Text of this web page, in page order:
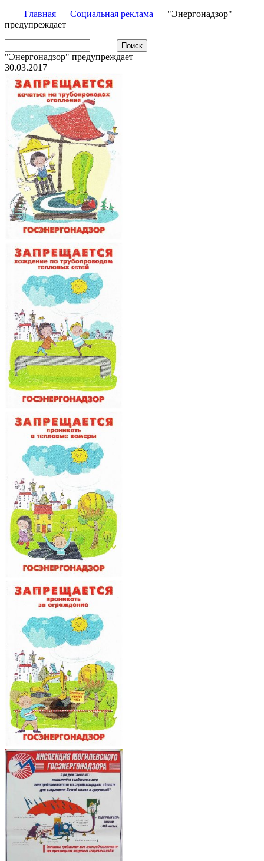
— Главная — Социальная реклама — "Энергонадзор"
предупреждает
"Энергонадзор" предупреждает
30.03.2017